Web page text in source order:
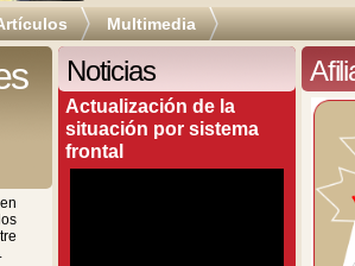
Multimedia
Noticias
Actualización de la
situación por sistema
frontal